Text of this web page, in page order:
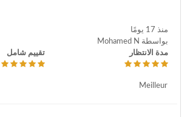
منذ 17 يومًا
بواسطة Mohamed N
مدة الانتظار
تقييم شامل
Meilleur